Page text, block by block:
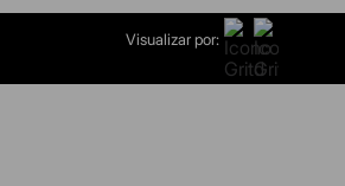
Visualizar por: